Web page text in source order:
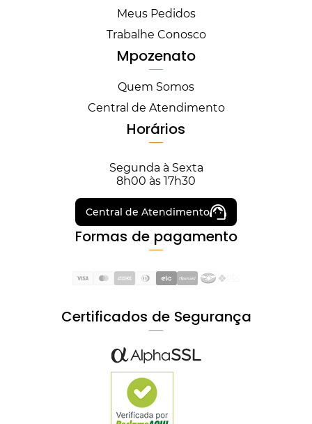
Meus Pedidos
Trabalhe Conosco
Mpozenato
Quem Somos
Central de Atendimento
Horários
Segunda à Sexta
8h00 às 17h30
Central de Atendimento
Formas de pagamento
Certificados de Segurança